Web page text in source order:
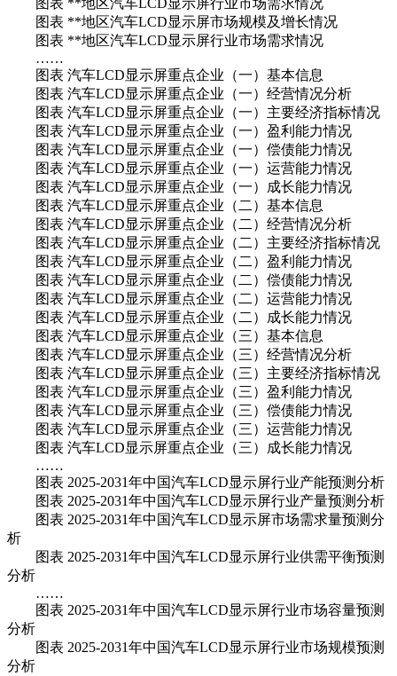
图表 **地区汽车LCD显示屏行业市场需求情况
图表 **地区汽车LCD显示屏市场规模及增长情况
图表 **地区汽车LCD显示屏行业市场需求情况
……
图表 汽车LCD显示屏重点企业（一）基本信息
图表 汽车LCD显示屏重点企业（一）经营情况分析
图表 汽车LCD显示屏重点企业（一）主要经济指标情况
图表 汽车LCD显示屏重点企业（一）盈利能力情况
图表 汽车LCD显示屏重点企业（一）偿债能力情况
图表 汽车LCD显示屏重点企业（一）运营能力情况
图表 汽车LCD显示屏重点企业（一）成长能力情况
图表 汽车LCD显示屏重点企业（二）基本信息
图表 汽车LCD显示屏重点企业（二）经营情况分析
图表 汽车LCD显示屏重点企业（二）主要经济指标情况
图表 汽车LCD显示屏重点企业（二）盈利能力情况
图表 汽车LCD显示屏重点企业（二）偿债能力情况
图表 汽车LCD显示屏重点企业（二）运营能力情况
图表 汽车LCD显示屏重点企业（二）成长能力情况
图表 汽车LCD显示屏重点企业（三）基本信息
图表 汽车LCD显示屏重点企业（三）经营情况分析
图表 汽车LCD显示屏重点企业（三）主要经济指标情况
图表 汽车LCD显示屏重点企业（三）盈利能力情况
图表 汽车LCD显示屏重点企业（三）偿债能力情况
图表 汽车LCD显示屏重点企业（三）运营能力情况
图表 汽车LCD显示屏重点企业（三）成长能力情况
……
图表 2025-2031年中国汽车LCD显示屏行业产能预测分析
图表 2025-2031年中国汽车LCD显示屏行业产量预测分析
图表 2025-2031年中国汽车LCD显示屏市场需求量预测分
析
图表 2025-2031年中国汽车LCD显示屏行业供需平衡预测
分析
……
图表 2025-2031年中国汽车LCD显示屏行业市场容量预测
分析
图表 2025-2031年中国汽车LCD显示屏行业市场规模预测
分析